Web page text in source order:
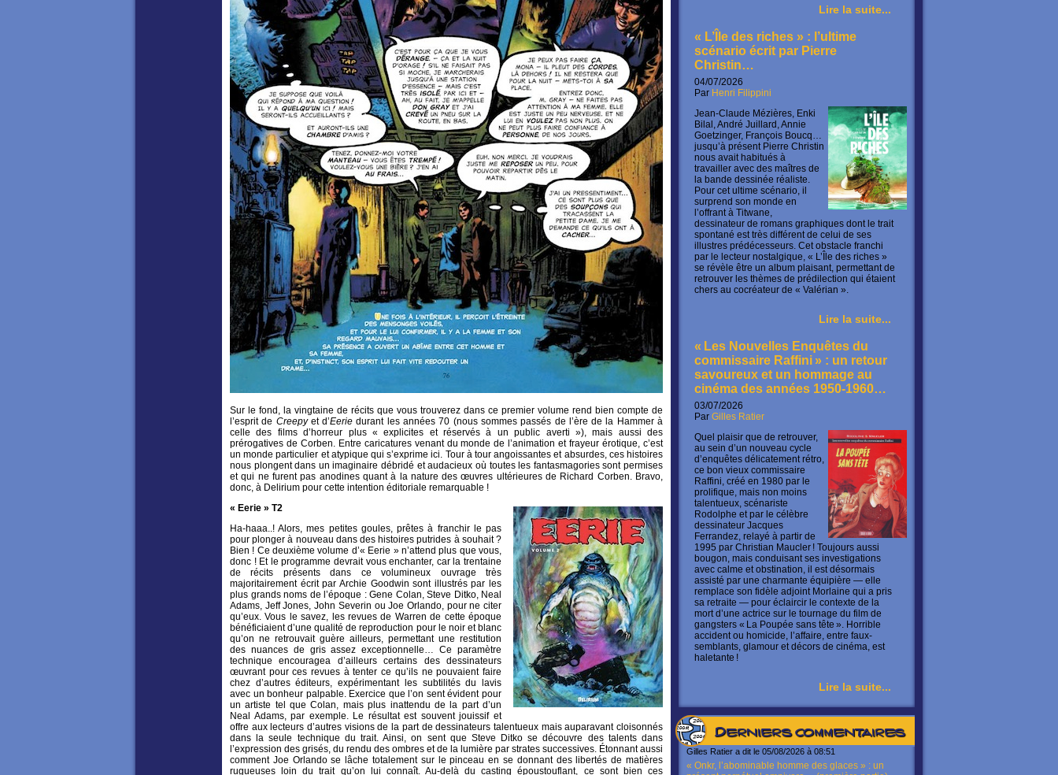
Lire la suite...
« L’Île des riches » : l’ultime
scénario écrit par Pierre
Christin…
04/07/2026
Par Henri Filippini
Jean-Claude Mézières, Enki
Bilal, André Juillard, Annie
Goetzinger, François Boucq…
jusqu’à présent Pierre Christin
nous avait habitués à
travailler avec des maîtres de
la bande dessinée réaliste.
Pour cet ultime scénario, il
surprend son monde en
l’offrant à Titwane,
dessinateur de romans graphiques dont le trait
spontané est très différent de celui de ses
illustres prédécesseurs. Cet obstacle franchi
par le lecteur nostalgique, « L’Île des riches »
se révèle être un album plaisant, permettant de
retrouver les thèmes de prédilection qui étaient
chers au cocréateur de « Valérian ».
Lire la suite...
« Les Nouvelles Enquêtes du
commissaire Raffini » : un retour
savoureux et un hommage au
cinéma des années 1950-1960…
03/07/2026
Par Gilles Ratier
Quel plaisir que de retrouver,
au sein d’un nouveau cycle
d’enquêtes délicatement rétro,
ce bon vieux commissaire
Raffini, créé en 1980 par le
prolifique, mais non moins
talentueux, scénariste
Rodolphe et par le célèbre
dessinateur Jacques
Ferrandez, relayé à partir de
1995 par Christian Maucler ! Toujours aussi
bougon, mais conduisant ses investigations
avec calme et obstination, il est désormais
assisté par une charmante équipière — elle
remplace son fidèle adjoint Morlaine qui a pris
sa retraite — pour éclaircir le contexte de la
mort d’une actrice sur le tournage du film de
gangsters « La Poupée sans tête ». Horrible
accident ou homicide, l’affaire, entre faux-
semblants, glamour et décors de cinéma, est
haletante !
Lire la suite...
Derniers commentaires
Gilles Ratier a dit le 05/08/2026 à 08:51
« Onkr, l’abominable homme des glaces » : un
Sur le fond, la vingtaine de récits que vous trouverez dans ce premier volume rend bien compte de
l’esprit de Creepyet d’Eerie durant les années 70 (nous sommes passés de l’ère de la Hammer à
celle des films d’horreur plus « explicites et réservés à un public averti »), mais aussi des
prérogatives de Corben. Entre caricatures venant du monde de l’animation et frayeur érotique, c’est
un monde particulier et atypique qui s’exprime ici. Tour à tour angoissantes et absurdes, ces histoires
nous plongent dans un imaginaire débridé et audacieux où toutes les fantasmagories sont permises
et qui ne furent pas anodines quant à la nature des œuvres ultérieures de Richard Corben. Bravo,
donc, à Delirium pour cette intention éditoriale remarquable !
« Eerie » T2
Ha-haaa..! Alors, mes petites goules, prêtes à franchir le pas
pour plonger à nouveau dans des histoires putrides à souhait ?
Bien ! Ce deuxième volume d’« Eerie » n’attend plus que vous,
donc ! Et le programme devrait vous enchanter, car la trentaine
de récits présents dans ce volumineux ouvrage très
majoritairement écrit par Archie Goodwin sont illustrés par les
plus grands noms de l’époque : Gene Colan, Steve Ditko, Neal
Adams, Jeff Jones, John Severin ou Joe Orlando, pour ne citer
qu’eux. Vous le savez, les revues de Warren de cette époque
bénéficiaient d’une qualité de reproduction pour le noir et blanc
qu’on ne retrouvait guère ailleurs, permettant une restitution
des nuances de gris assez exceptionnelle… Ce paramètre
technique encouragea d’ailleurs certains des dessinateurs
œuvrant pour ces revues à tenter ce qu’ils ne pouvaient faire
chez d’autres éditeurs, expérimentant les subtilités du lavis
avec un bonheur palpable. Exercice que l’on sent évident pour
un artiste tel que Colan, mais plus inattendu de la part d’un
Neal Adams, par exemple. Le résultat est souvent jouissif et
offre aux lecteurs d’autres visions de la part de dessinateurs talentueux mais auparavant cloisonnés
dans la seule technique du trait. Ainsi, on sent que Steve Ditko se découvre des talents dans
l’expression des grisés, du rendu des ombres et de la lumière par strates successives. Étonnant aussi
comment Joe Orlando se lâche totalement sur le pinceau en se donnant des libertés de matières
rugueuses loin du trait qu’on lui connaît. Au-delà du casting époustouflant, ce sont bien ces